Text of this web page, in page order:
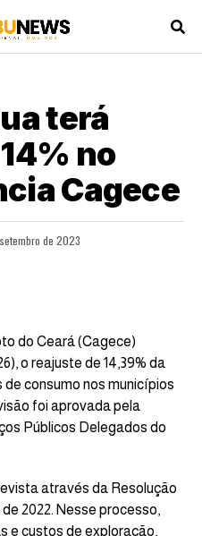
terá
no
Cagece
de 2023
do Ceará (Cagece)
o reajuste de 14,39% da
consumo nos municípios
foi aprovada pela
Públicos Delegados do
através da Resolução
2022. Nesse processo,
e custos de exploração,